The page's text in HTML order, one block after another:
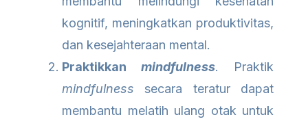
kognitif, meningkatkan produktivitas,
dan kesejahteraan mental.
Praktikkan mindfulness. Praktik
mindfulness secara teratur dapat
membantu melatih ulang otak untuk